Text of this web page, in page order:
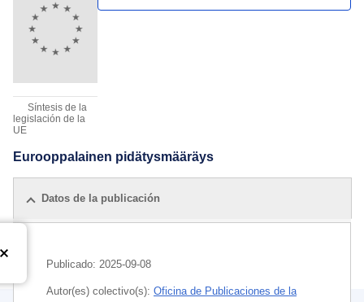
Síntesis de la
legislación de la
UE
Eurooppalainen pidätysmääräys
Datos de la publicación
Publicado: 2025-09-08
Autor(es) colectivo(s): Oficina de Publicaciones de la